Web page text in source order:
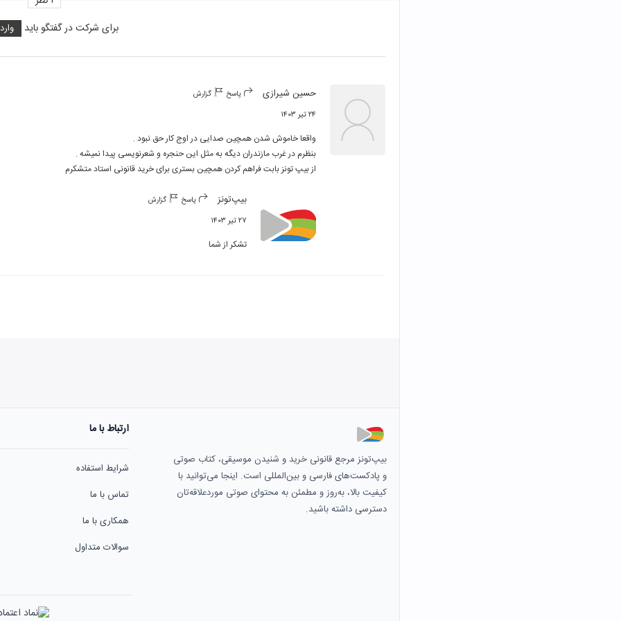
برای شرکت در گفتگو باید
حسین شیرازی پاسخ گزارش
۲۴ تیر ۱۴۰۳
از بیپ تونز بابت فراهم کردن همچین بستری برای خرید قانونی استاد متشکرم
بیپ‌تونز پاسخ گزارش
۲۷ تیر ۱۴۰۳
تشکر از شما
بیپ‌تونز مرجع قانونی خرید و شنیدن موسیقی، کتاب صوتی
و پادکست‌های فارسی و بین‌المللی است. اینجا می‌توانید با
کیفیت بالا، به‌روز و مطمئن به محتوای صوتی موردعلاقه‌تان
دسترسی داشته باشید.
ارتباط با ما
شرایط استفاده
تماس با ما
همکاری با ما
سوالات متداول